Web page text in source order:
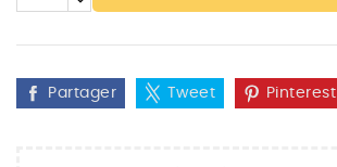
Partager Tweet Pinterest